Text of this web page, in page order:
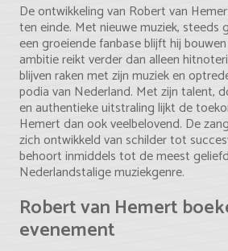
De ontwikkeling van Robert van
ten einde. Met nieuwe muziek, steeds
een groeiende fanbase blijft hij
ambitie reikt verder dan alleen
blijven raken met zijn muziek en
podia van Nederland. Met zijn talent,
en authentieke uitstraling lijkt de
Hemert dan ook veelbelovend. De
zich ontwikkeld van schilder tot
behoort inmiddels tot de meest
Nederlandstalige muziekgenre.
Robert van Hemert
evenement